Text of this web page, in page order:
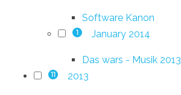
Software Kanon
1 January 2014
Das wars - Musik 2013
11 2013